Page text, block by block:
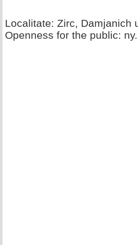
Localitate: Zirc, Damjanich
Openness for the public: